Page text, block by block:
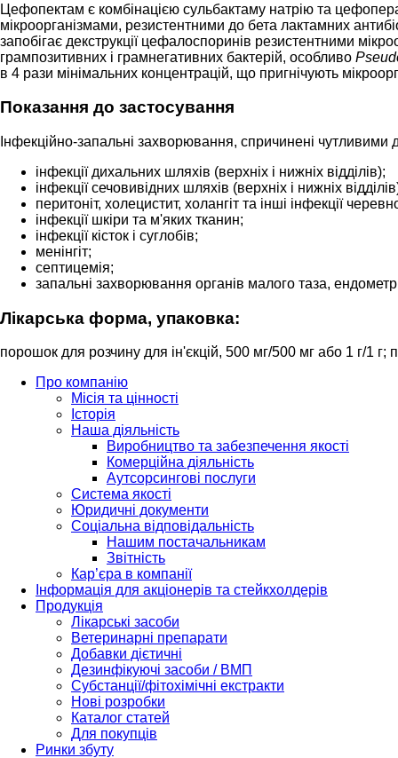
Цефопектам є комбінацією сульбактаму натрію та
мікроорганізмами, резистентними до бета лактамних
запобігає декструкції цефалоспоринів резистентними
грампозитивних і грамнегативних бактерій, особливо
в 4 рази мінімальних концентрацій, що пригнічують
Показання до застосування
Інфекційно-запальні захворювання, спричинені чутливими
інфекції дихальних шляхів (верхніх і нижніх відділів);
інфекції сечовивідних шляхів (верхніх і нижніх
перитоніт, холецистит, холангіт та інші інфекції
інфекції шкіри та м'яких тканин;
інфекції кісток і суглобів;
менінгіт;
септицемія;
запальні захворювання органів малого таза,
Лікарська форма, упаковка:
порошок для розчину для ін'єкцій, 500 мг/500 мг або 1 г/1
Про компанію
Місія та цінності
Історія
Наша діяльність
Виробництво та забезпечення якості
Комерційна діяльність
Аутсорсингові послуги
Система якості
Юридичні документи
Соціальна відповідальність
Нашим постачальникам
Звітність
Кар’єра в компанії
Інформація для акціонерів та стейкхолдерів
Продукція
Лікарські засоби
Ветеринарні препарати
Добавки дієтичні
Дезинфікуючі засоби / ВМП
Субстанції/фітохімічні екстракти
Нові розробки
Каталог статей
Для покупців
Ринки збуту